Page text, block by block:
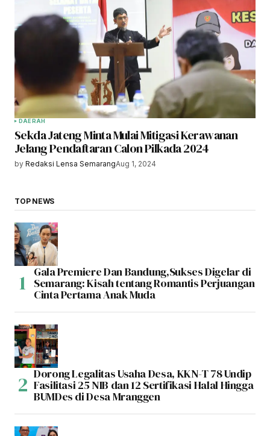
DAERAH
Sekda Jateng Minta Mulai Mitigasi Kerawanan
Jelang Pendaftaran Calon Pilkada 2024
by Redaksi Lensa SemarangAug 1, 2024
TOP NEWS
Gala Premiere Dan Bandung,Sukses Digelar di
Semarang: Kisah tentang Romantis Perjuangan
Cinta Pertama Anak Muda
Dorong Legalitas Usaha Desa, KKN-T 78 Undip
Fasilitasi 25 NIB dan 12 Sertifikasi Halal Hingga
BUMDes di Desa Mranggen